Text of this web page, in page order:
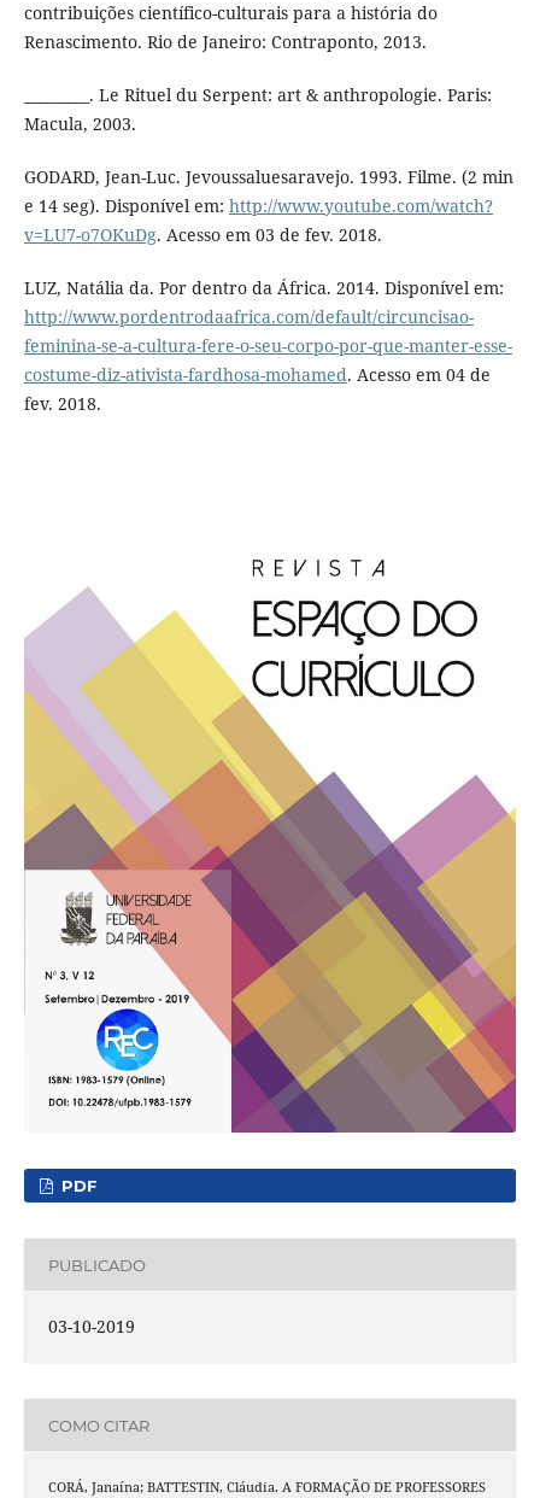
contribuições científico-culturais para a história do
Renascimento. Rio de Janeiro: Contraponto, 2013.
_________. Le Rituel du Serpent: art & anthropologie. Paris:
Macula, 2003.
GODARD, Jean-Luc. Jevoussaluesaravejo. 1993. Filme. (2 min
e 14 seg). Disponível em: http://www.youtube.com/watch?
v=LU7-o7OKuDg. Acesso em 03 de fev. 2018.
LUZ, Natália da. Por dentro da África. 2014. Disponível em:
http://www.pordentrodaafrica.com/default/circuncisao-
feminina-se-a-cultura-fere-o-seu-corpo-por-que-manter-esse-
costume-diz-ativista-fardhosa-mohamed. Acesso em 04 de
fev. 2018.
PDF
PUBLICADO
03-10-2019
COMO CITAR
CORÁ, Janaína; BATTESTIN, Cláudia. A FORMAÇÃO DE PROFESSORES